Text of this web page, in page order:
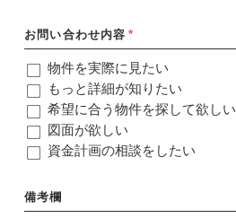
お問い合わせ内容 *
物件を実際に見たい
もっと詳細が知りたい
希望に合う物件を探して欲しい
図面が欲しい
資金計画の相談をしたい
備考欄